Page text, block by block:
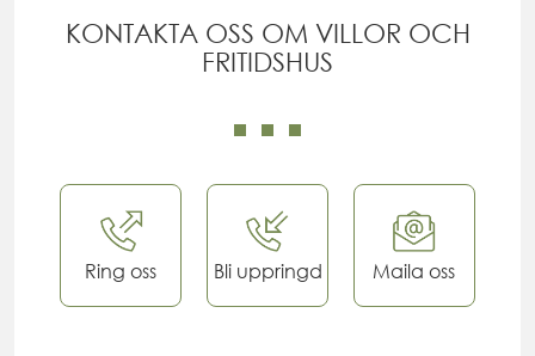
KONTAKTA OSS OM VILLOR OCH
FRITIDSHUS
Ring oss Bli uppringd Maila oss